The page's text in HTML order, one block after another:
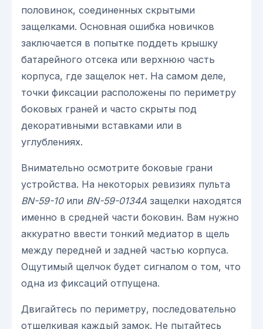
половинок, соединенных скрытыми
защелками. Основная ошибка новичков
заключается в попытке поддеть крышку
батарейного отсека или верхнюю часть
корпуса, где защелок нет. На самом деле,
точки фиксации расположены по периметру
боковых граней и часто скрыты под
декоративными вставками или в
углублениях.
Внимательно осмотрите боковые грани
устройства. На некоторых ревизиях пульта
BN-59-10или BN-59-0134A защелки находятся
именно в средней части боковин. Вам нужно
аккуратно ввести тонкий медиатор в щель
между передней и задней частью корпуса.
Ощутимый щелчок будет сигналом о том, что
одна из фиксаций отпущена.
Двигайтесь по периметру, последовательно
отщелкивая каждый замок. Не пытайтесь